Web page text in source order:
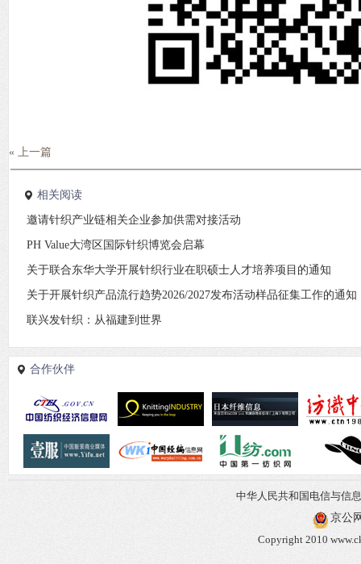
« 上一篇
相关阅读
邀请针织产业链相关企业参加供需对接活动
PH Value大湾区国际针织博览会启幕
关于联合东华大学开展针织行业在职硕士人才培养项目的通知
关于开展针织产品流行趋势2026/2027发布活动样品征集工作的通知
联兴发针织：从福建到世界
合作伙伴
中华人民共和国电信与信
京公
Copyright 2010